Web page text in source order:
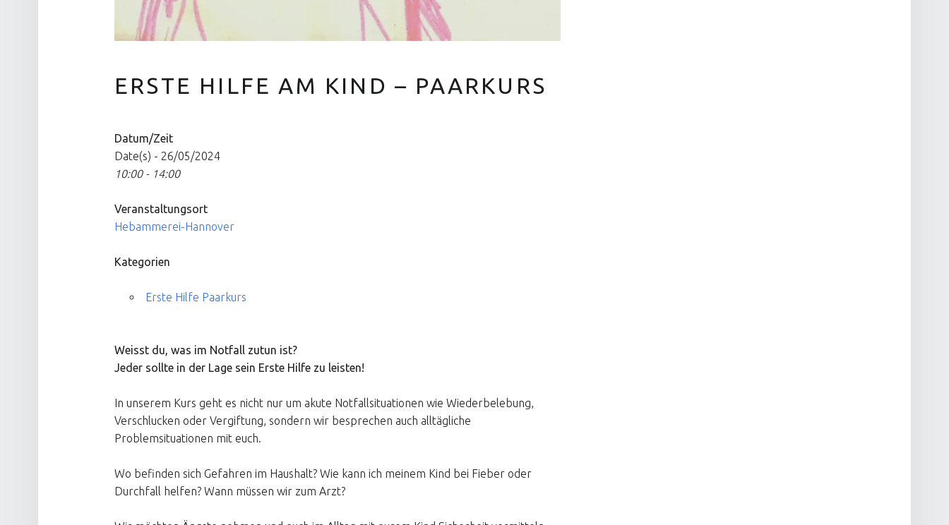
ERSTE HILFE AM KIND – PAARKURS
Datum/Zeit
Date(s) - 26/05/2024
10:00 - 14:00
Veranstaltungsort
Hebammerei-Hannover
Kategorien
Erste Hilfe Paarkurs
Weisst du, was im Notfall zutun ist?
Jeder sollte in der Lage sein Erste Hilfe zu leisten!
In unserem Kurs geht es nicht nur um akute Notfallsituationen wie Wiederbelebung,
Verschlucken oder Vergiftung, sondern wir besprechen auch alltägliche
Problemsituationen mit euch.
Wo befinden sich Gefahren im Haushalt? Wie kann ich meinem Kind bei Fieber oder
Durchfall helfen? Wann müssen wir zum Arzt?